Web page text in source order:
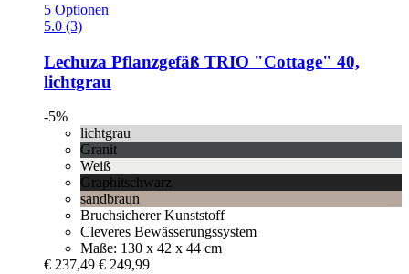
5 Optionen
5.0 (3)
Lechuza Pflanzgefäß TRIO "Cottage" 40,
lichtgrau
-5%
lichtgrau
Granit
Weiß
Graphitschwarz
sandbraun
Bruchsicherer Kunststoff
Cleveres Bewässerungssystem
Maße: 130 x 42 x 44 cm
€ 237,49 € 249,99